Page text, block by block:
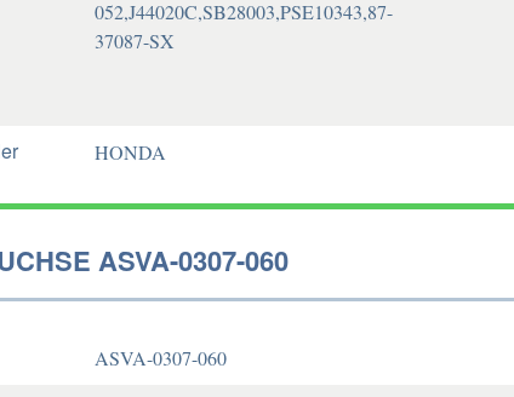
052,J44020C,SB28003,PSE10343,87-
37087-SX
HONDA
ASVA-0307-060
ASVA-0307-060